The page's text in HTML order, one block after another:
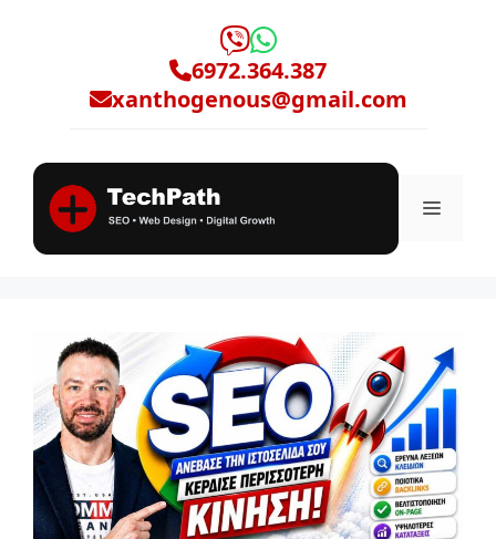
6972.364.387
xanthogenous@gmail.com